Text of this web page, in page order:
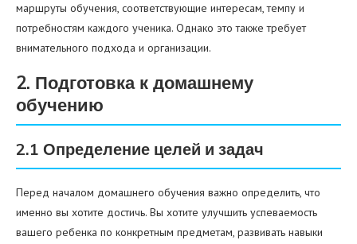
маршруты обучения, соответствующие интересам, темпу и
потребностям каждого ученика. Однако это также требует
внимательного подхода и организации.
2. Подготовка к домашнему
обучению
2.1 Определение целей и задач
Перед началом домашнего обучения важно определить, что
именно вы хотите достичь. Вы хотите улучшить успеваемость
вашего ребенка по конкретным предметам, развивать навыки